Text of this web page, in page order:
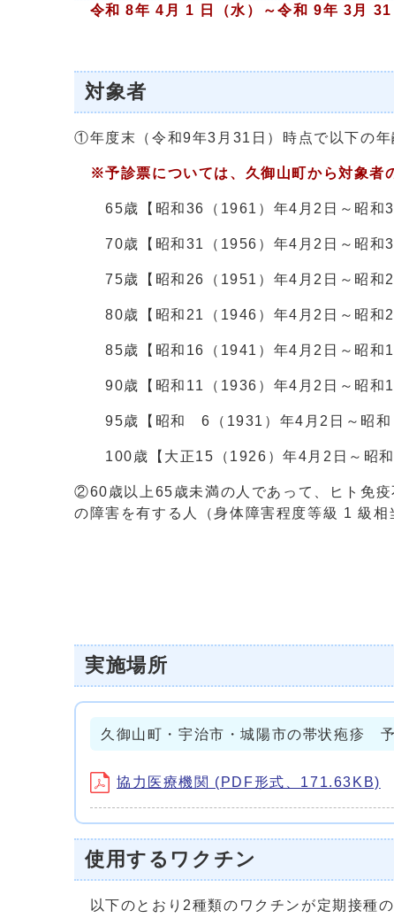
令和 8年 4 月 1 日（水）～令和 9年 3月 31
対象者
①年度末（令和9年3月31日）時点で以下の年
※予診票については、久御山町から対象者
65歳【昭和36（1961）年4月2日～昭和
70歳【昭和31（1956）年4月2日～昭和
75歳【昭和26（1951）年4月2日～昭和
80歳【昭和21（1946）年4月2日～昭和
85歳【昭和16（1941）年4月2日～昭和
90歳【昭和11（1936）年4月2日～昭和
95歳【昭和 6（1931）年4月2日～昭和
100歳【大正15（1926）年4月2日～昭
②60歳以上65歳未満の人であって、ヒト免
の障害を有する人（身体障害程度等級 1 級相
実施場所
久御山町・宇治市・城陽市の帯状疱疹
協力医療機関 (PDF形式、171.63KB)
使用するワクチン
以下のとおり2種類のワクチンが定期接種